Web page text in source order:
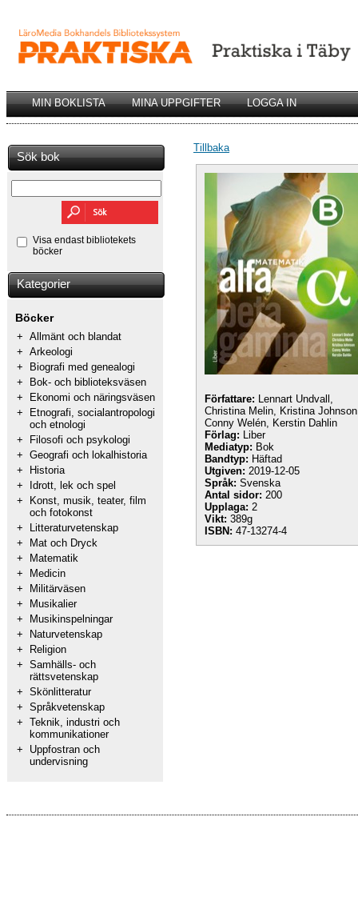
MIN BOKLISTA MINA UPPGIFTER LOGGA IN
Sök bok
Visa endast bibliotekets
böcker
Kategorier
Böcker
+ Allmänt och blandat
+ Arkeologi
+
Biografi med genealogi
+
Bok- och biblioteksväsen
+
Ekonomi och näringsväsen
+
Etnografi, socialantropologi
och etnologi
+
Filosofi och psykologi
+ Geografi och lokalhistoria
+
Historia
+
Idrott, lek och spel
+
Konst, musik, teater, film
och fotokonst
+
Litteraturvetenskap
+
Mat och Dryck
+
Matematik
+
Medicin
+
Militärväsen
+
Musikalier
+
Musikinspelningar
+
Naturvetenskap
+
Religion
+ Samhälls- och
rättsvetenskap
+ Skönlitteratur
+ Språkvetenskap
+ Teknik, industri och
kommunikationer
+
Uppfostran och
undervisning
Tillbaka
Författare: Lennart Undvall,
Christina Melin, Kristina
Conny Welén, Kerstin Dahlin
Förlag: Liber
Mediatyp: Bok
Bandtyp: Häftad
Utgiven: 2019-12-05
Språk: Svenska
Antal sidor: 200
Upplaga: 2
Vikt: 389g
ISBN: 47-13274-4